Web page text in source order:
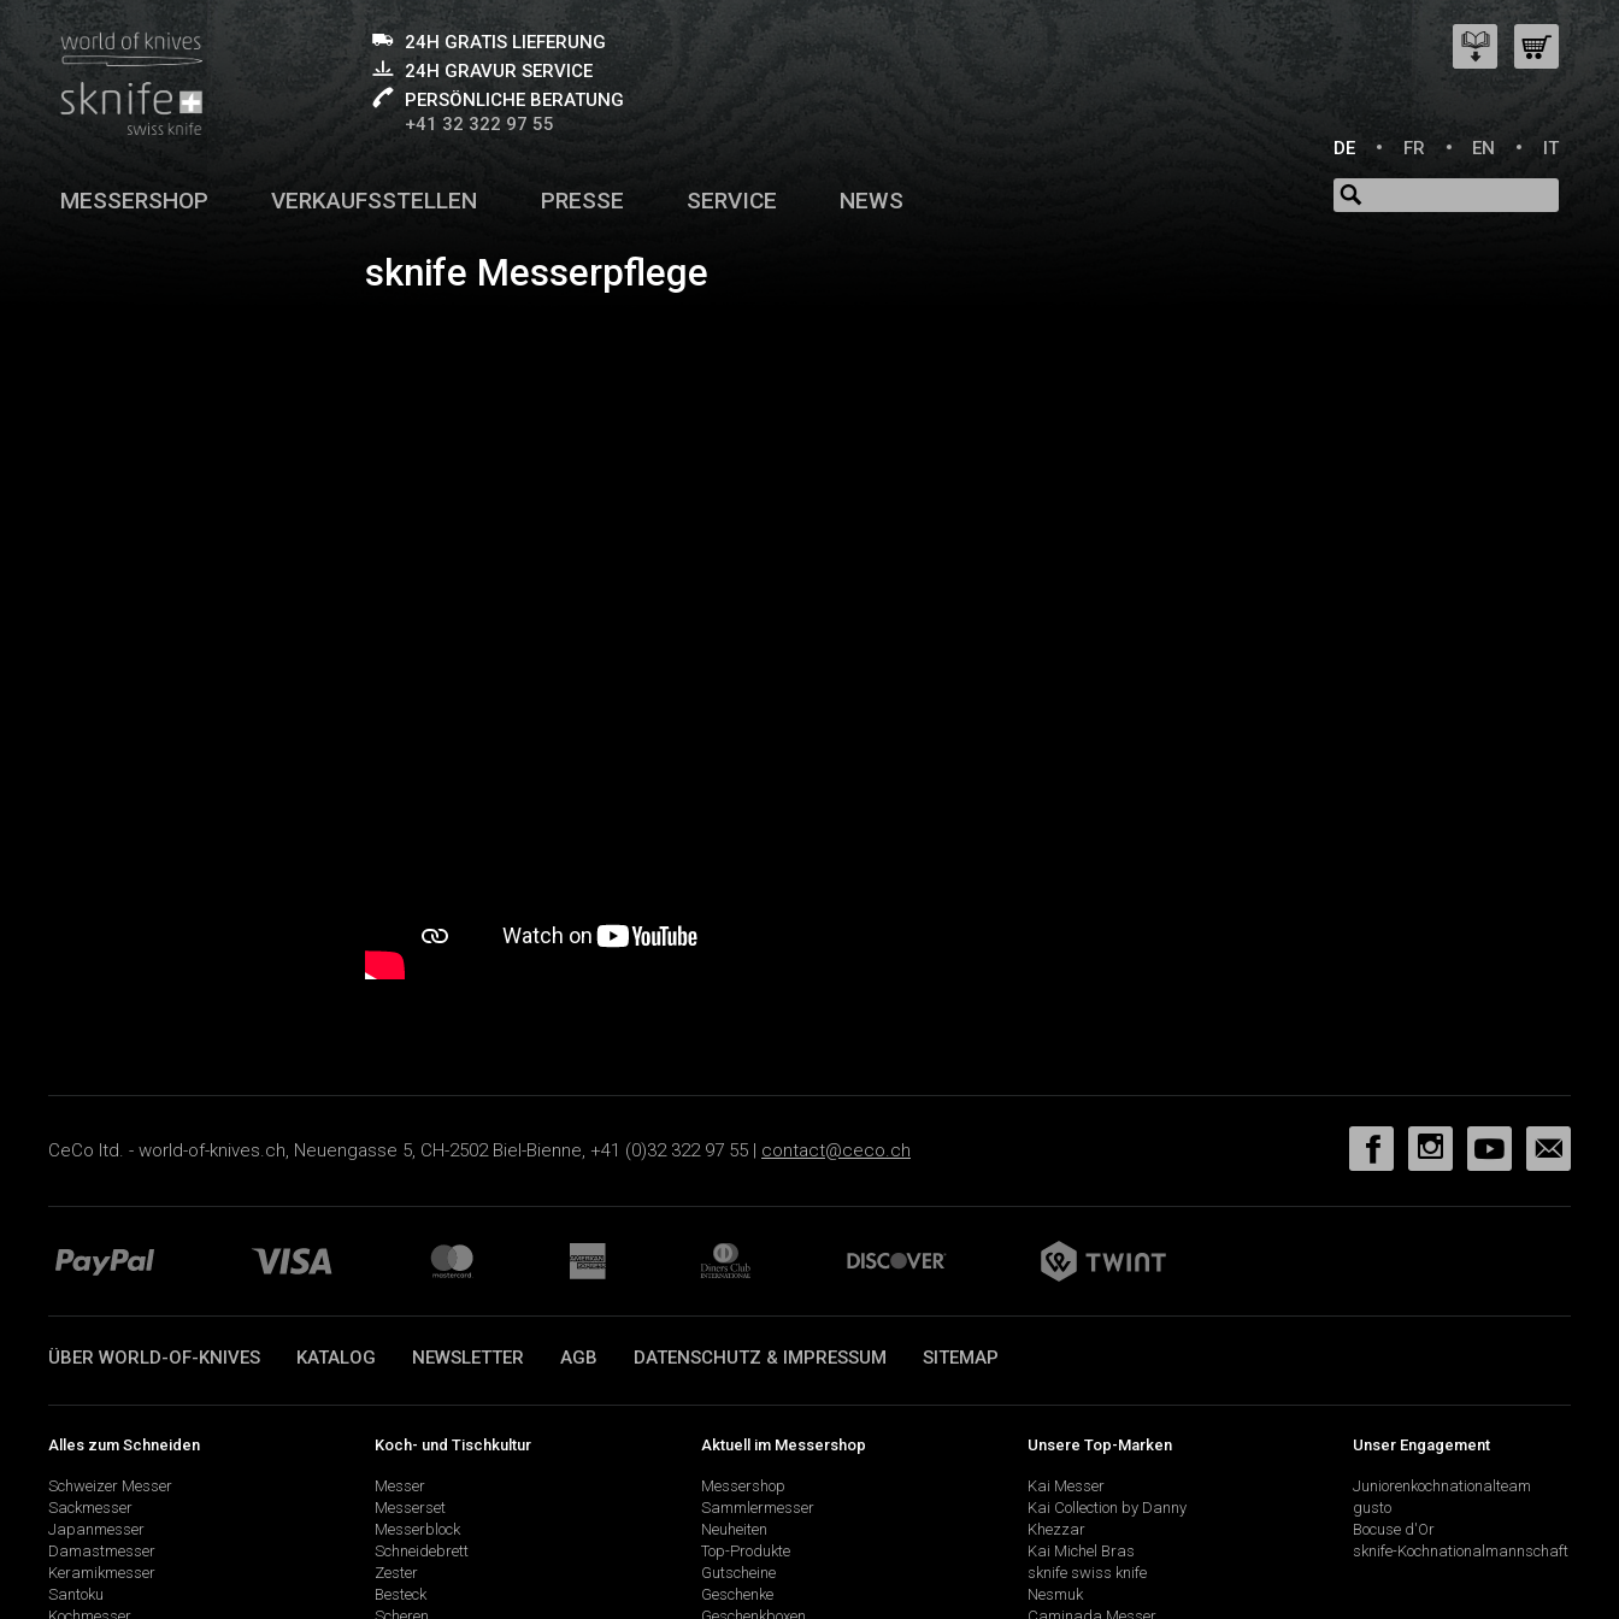
24H GRATIS LIEFERUNG
24H GRAVUR SERVICE
PERSÖNLICHE BERATUNG
+41 32 322 97 55
DE
FR EN IT
MESSERSHOP VERKAUFSSTELLEN PRESSE SERVICE NEWS
sknife Messerpflege
CeCo ltd. - world-of-knives.ch, Neuengasse 5, CH-2502 Biel-Bienne, +41 (0)32 322 97 55 | contact@ceco.ch
ÜBER WORLD-OF-KNIVES KATALOG NEWSLETTER AGB DATENSCHUTZ & IMPRESSUM SITEMAP
Alles zum Schneiden
Schweizer Messer
Sackmesser
Japanmesser
Damastmesser
Keramikmesser
Santoku
Koch- und Tischkultur
Messer
Messerset
Messerblock
Schneidebrett
Zester
Besteck
Aktuell im Messershop
Messershop
Sammlermesser
Neuheiten
Top-Produkte
Gutscheine
Geschenke
Unsere Top-Marken
Kai Messer
Kai Collection by Danny
Khezzar
Kai Michel Bras
sknife swiss knife
Nesmuk
Unser Engagement
Juniorenkochnationalteam
gusto
Bocuse d'Or
sknife-Kochnationalmannschaft